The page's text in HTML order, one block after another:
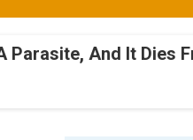
Parasite, And It Dies